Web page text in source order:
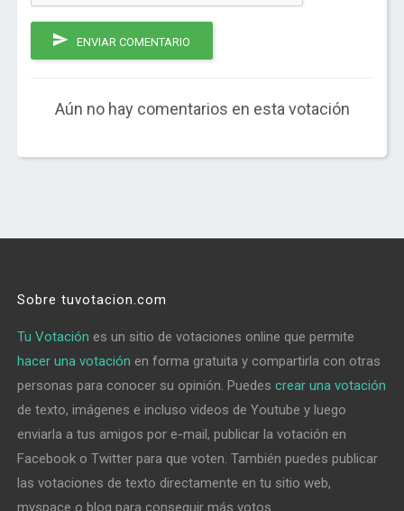
ENVIAR COMENTARIO
Aún no hay comentarios en esta votación
Sobre tuvotacion.com
Tu Votación es un sitio de votaciones online que permite
hacer una votación en forma gratuita y compartirla con otras
personas para conocer su opinión. Puedescrear una votación
de texto, imágenes e incluso videos de Youtube y luego
enviarla a tus amigos por e-mail, publicar la votación en
Facebook o Twitter para que voten. También puedes publicar
las votaciones de texto directamente en tu sitio web,
myspace o blog para conseguir más votos.